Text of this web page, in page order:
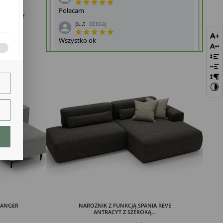
SZARY
NAROŻNIK Z FUNKCJĄ SPANIA REVE
ANTRACYT Z SZEROKĄ...